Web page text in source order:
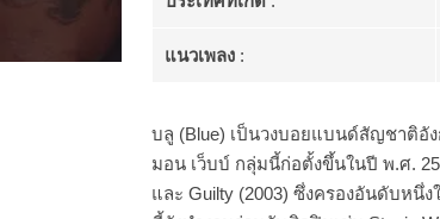
แนวเพลง :
บลู (Blue) เป็นวงบอยแบนด์สัญชาติอั
มอน เว็บบ์ กลุ่มนี้ก่อตั้งขึ้นในปี พ.ศ.
และ Guilty (2003) ซึ่งครองอันดับหนึ่